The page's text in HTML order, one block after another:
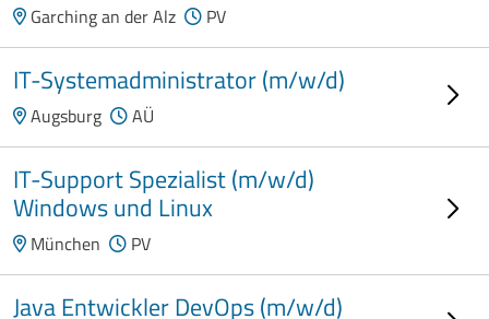
Garching an der Alz PV
IT-Systemadministrator (m/w/d)
Augsburg AÜ
IT-Support Spezialist (m/w/d)
Windows und Linux
München PV
Java Entwickler DevOps (m/w/d)